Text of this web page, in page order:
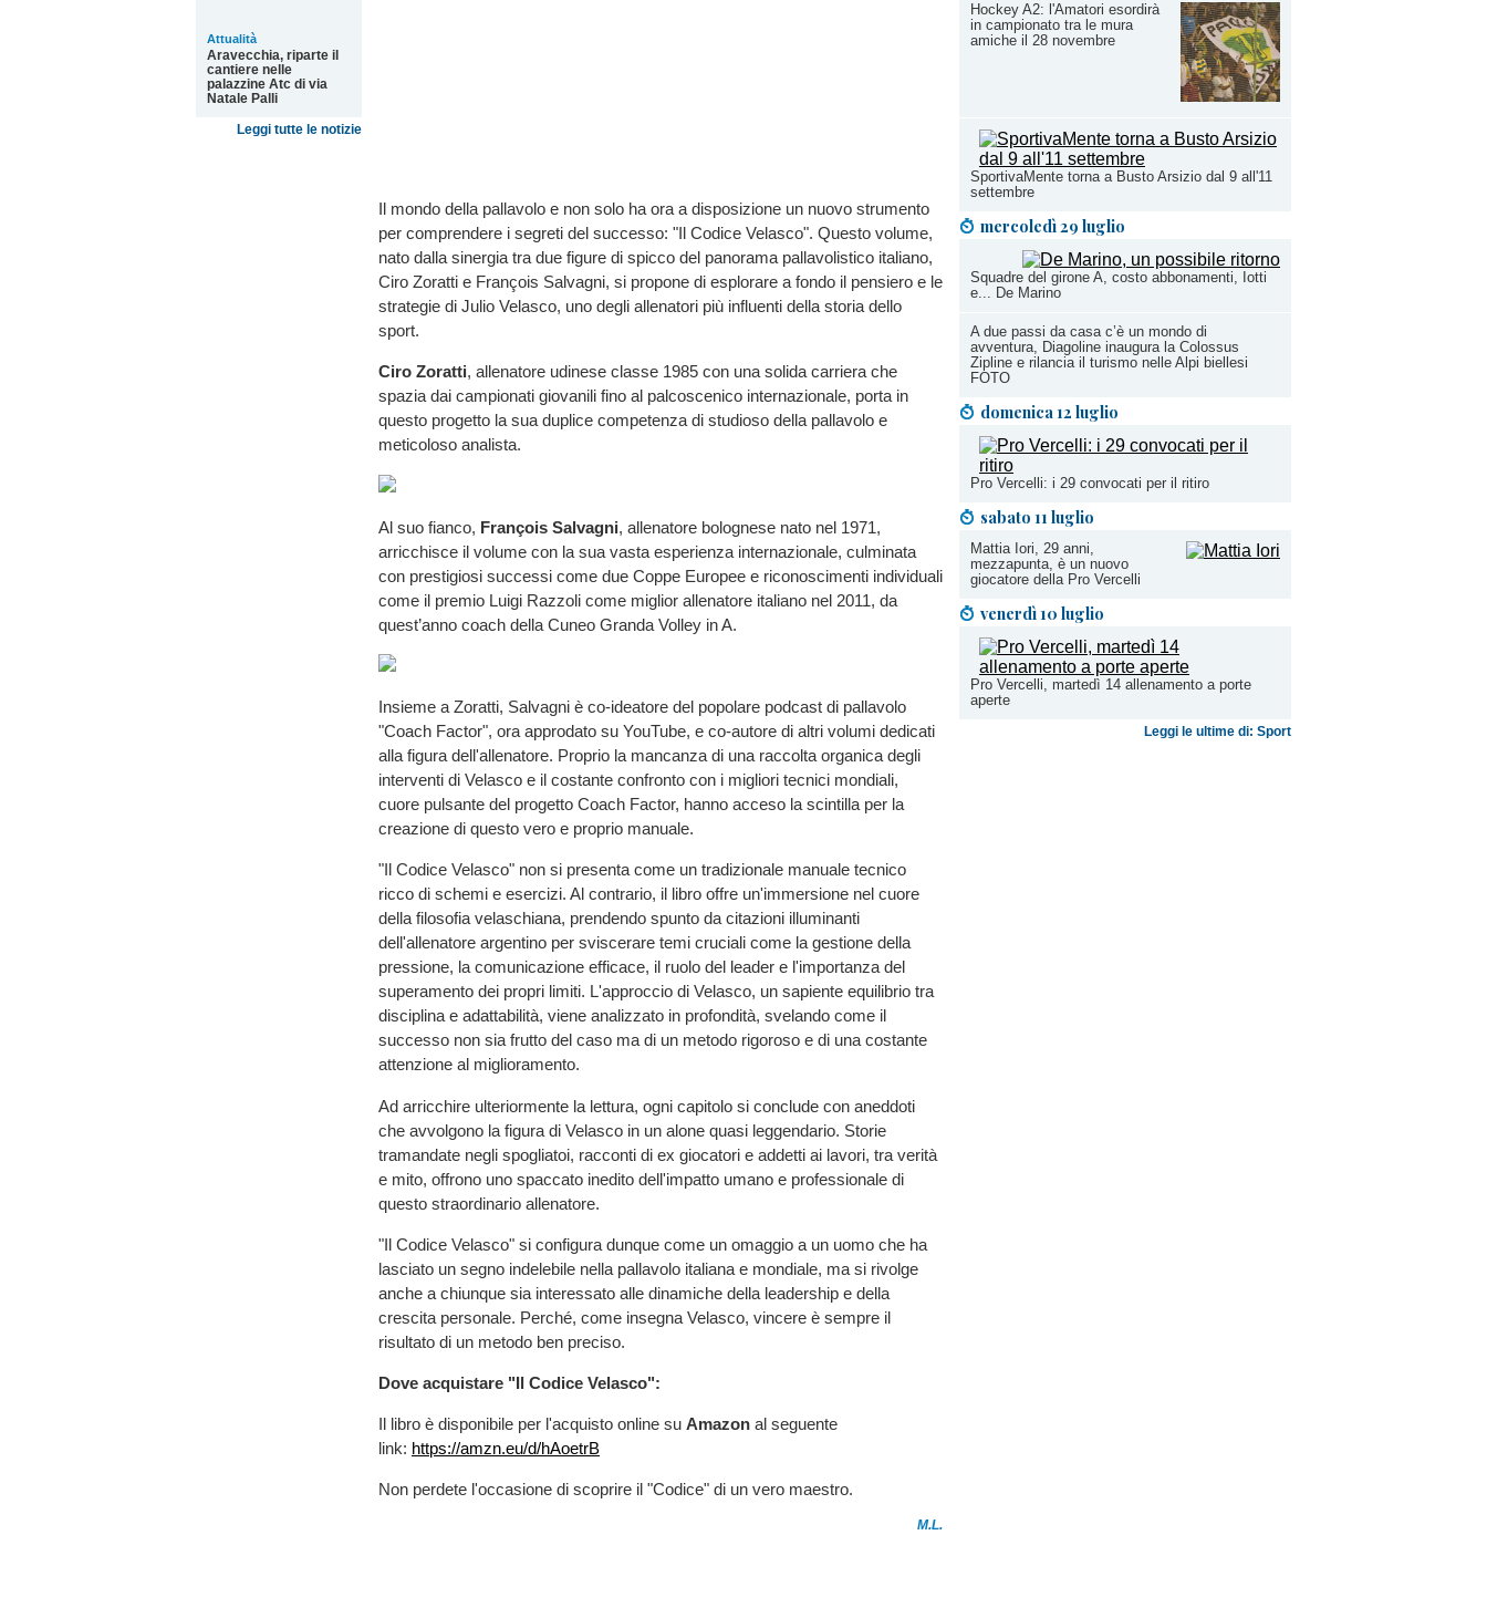
Hockey A2: l'Amatori esordirà
in campionato tra le mura
amiche il 28 novembre
SportivaMente torna a Busto Arsizio dal 9 all'11
settembre
mercoledì 29 luglio
Squadre del girone A, costo abbonamenti, Iotti
e... De Marino
A due passi da casa c’è un mondo di
avventura, Diagoline inaugura la Colossus
Zipline e rilancia il turismo nelle Alpi biellesi
FOTO
domenica 12 luglio
Pro Vercelli: i 29 convocati per il ritiro
sabato 11 luglio
Mattia Iori, 29 anni,
mezzapunta, è un nuovo
giocatore della Pro Vercelli
venerdì 10 luglio
Pro Vercelli, martedì 14 allenamento a porte
aperte
Leggi le ultime di: Sport
Attualità
Aravecchia, riparte il
cantiere nelle
palazzine Atc di via
Natale Palli
Leggi tutte le notizie
Il mondo della pallavolo e non solo ha ora a disposizione un nuovo strumento
per comprendere i segreti del successo: "Il Codice Velasco". Questo volume,
nato dalla sinergia tra due figure di spicco del panorama pallavolistico italiano,
Ciro Zoratti e François Salvagni, si propone di esplorare a fondo il pensiero e le
strategie di Julio Velasco, uno degli allenatori più influenti della storia dello
sport.
Ciro Zoratti, allenatore udinese classe 1985 con una solida carriera che
spazia dai campionati giovanili fino al palcoscenico internazionale, porta in
questo progetto la sua duplice competenza di studioso della pallavolo e
meticoloso analista.
Al suo fianco, François Salvagni, allenatore bolognese nato nel 1971,
arricchisce il volume con la sua vasta esperienza internazionale, culminata
con prestigiosi successi come due Coppe Europee e riconoscimenti individuali
come il premio Luigi Razzoli come miglior allenatore italiano nel 2011, da
quest’anno coach della Cuneo Granda Volley in A.
Insieme a Zoratti, Salvagni è co-ideatore del popolare podcast di pallavolo
"Coach Factor", ora approdato su YouTube, e co-autore di altri volumi dedicati
alla figura dell'allenatore. Proprio la mancanza di una raccolta organica degli
interventi di Velasco e il costante confronto con i migliori tecnici mondiali,
cuore pulsante del progetto Coach Factor, hanno acceso la scintilla per la
creazione di questo vero e proprio manuale.
"Il Codice Velasco" non si presenta come un tradizionale manuale tecnico
ricco di schemi e esercizi. Al contrario, il libro offre un'immersione nel cuore
della filosofia velaschiana, prendendo spunto da citazioni illuminanti
dell'allenatore argentino per sviscerare temi cruciali come la gestione della
pressione, la comunicazione efficace, il ruolo del leader e l'importanza del
superamento dei propri limiti. L'approccio di Velasco, un sapiente equilibrio tra
disciplina e adattabilità, viene analizzato in profondità, svelando come il
successo non sia frutto del caso ma di un metodo rigoroso e di una costante
attenzione al miglioramento.
Ad arricchire ulteriormente la lettura, ogni capitolo si conclude con aneddoti
che avvolgono la figura di Velasco in un alone quasi leggendario. Storie
tramandate negli spogliatoi, racconti di ex giocatori e addetti ai lavori, tra verità
e mito, offrono uno spaccato inedito dell'impatto umano e professionale di
questo straordinario allenatore.
"Il Codice Velasco" si configura dunque come un omaggio a un uomo che ha
lasciato un segno indelebile nella pallavolo italiana e mondiale, ma si rivolge
anche a chiunque sia interessato alle dinamiche della leadership e della
crescita personale. Perché, come insegna Velasco, vincere è sempre il
risultato di un metodo ben preciso.
Dove acquistare "Il Codice Velasco":
Il libro è disponibile per l'acquisto online su Amazon al seguente
link: https://amzn.eu/d/hAoetrB
Non perdete l'occasione di scoprire il "Codice" di un vero maestro.
M.L.